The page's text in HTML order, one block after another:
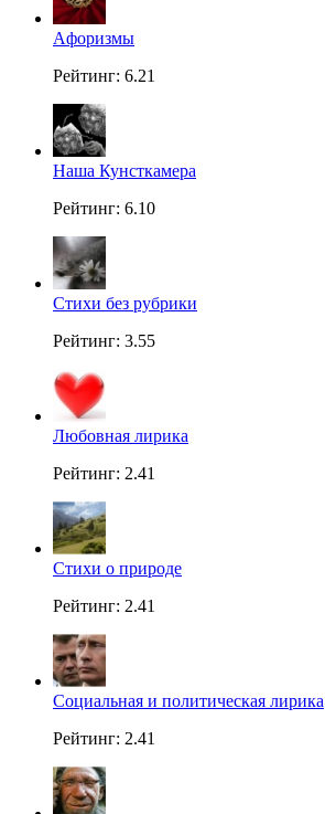
Aфоризмы
Рейтинг: 6.21
Наша Кунсткамера
Рейтинг: 6.10
Стихи без рубрики
Рейтинг: 3.55
Любовная лирика
Рейтинг: 2.41
Стихи о природе
Рейтинг: 2.41
Социальная и политическая лирика
Рейтинг: 2.41